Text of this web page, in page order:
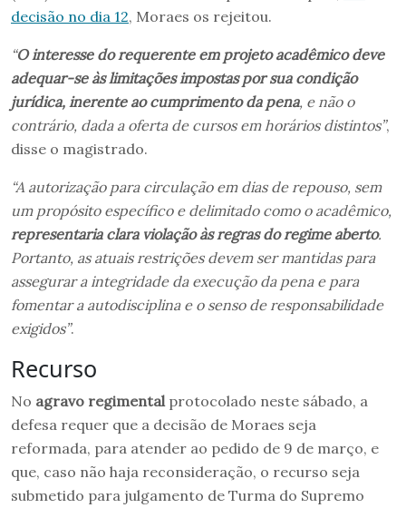
decisão no dia 12, Moraes os rejeitou.
“O interesse do requerente em projeto acadêmico deve
adequar-se às limitações impostas por sua condição
jurídica, inerente ao cumprimento da pena, e não o
contrário, dada a oferta de cursos em horários distintos”,
disse o magistrado.
“A autorização para circulação em dias de repouso, sem
um propósito específico e delimitado como o acadêmico,
representaria clara violação às regras do regime aberto.
Portanto, as atuais restrições devem ser mantidas para
assegurar a integridade da execução da pena e para
fomentar a autodisciplina e o senso de responsabilidade
exigidos”.
Recurso
No agravo regimental protocolado neste sábado, a
defesa requer que a decisão de Moraes seja
reformada, para atender ao pedido de 9 de março, e
que, caso não haja reconsideração, o recurso seja
submetido para julgamento de Turma do Supremo